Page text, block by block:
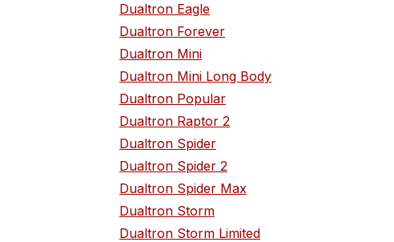
Dualtron Eagle
Dualtron Forever
Dualtron Mini
Dualtron Mini Long Body
Dualtron Popular
Dualtron Raptor 2
Dualtron Spider
Dualtron Spider 2
Dualtron Spider Max
Dualtron Storm
Dualtron Storm Limited